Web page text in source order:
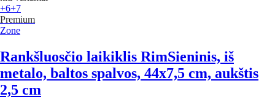
+6+7
Premium
Zone
Rankšluosčio laikiklis RimSieninis, iš
metalo, baltos spalvos, 44x7,5 cm, aukštis
2,5 cm